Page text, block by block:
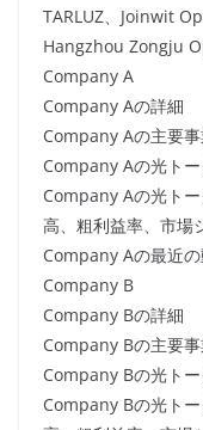
TARLUZ、Joinwit
Hangzhou Zongju
Company A
Company Aの詳細
Company Aの主要
Company Aの光ト
Company Aの光ト
高、粗利益率、市場
Company Aの最近
Company B
Company Bの詳細
Company Bの主要
Company Bの光ト
Company Bの光ト